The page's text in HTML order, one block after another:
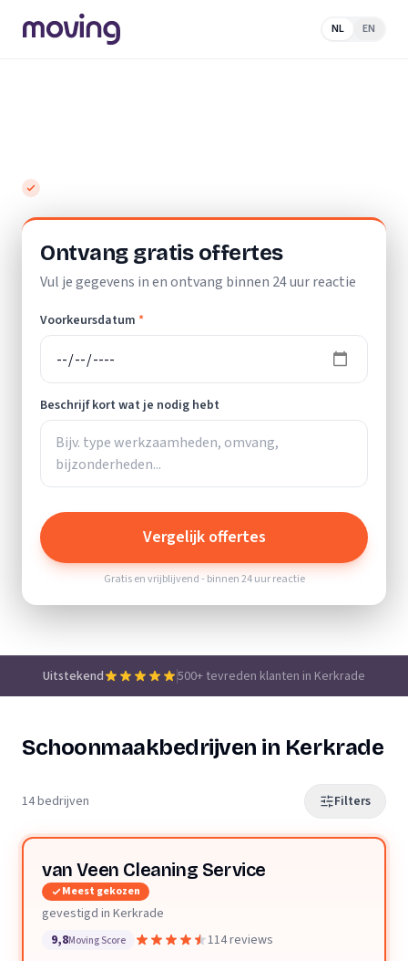
NL EN
Ontvang gratis offertes
Vul je gegevens in en ontvang binnen 24 uur reactie
Voorkeursdatum *
Beschrijf kort wat je nodig hebt
Vergelijk offertes
Gratis en vrijblijvend - binnen 24 uur reactie
Uitstekend 500+ tevreden klanten in Kerkrade
Schoonmaakbedrijven in Kerkrade
14 bedrijven Filters
van Veen Cleaning Service
Meest gekozen
gevestigd in Kerkrade
9,8Moving Score 114 reviews